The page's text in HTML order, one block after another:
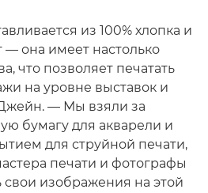
из 100% хлопка и
— она имеет настолько
что позволяет печатать
на уровне выставок и
— Мы взяли за
бумагу для акварели и
для струйной печати,
печати и фотографы
свои изображения на этой